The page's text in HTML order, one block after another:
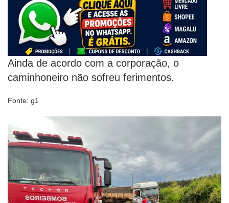
Ainda de acordo com a corporação, o
caminhoneiro não sofreu ferimentos.
Fonte: g1